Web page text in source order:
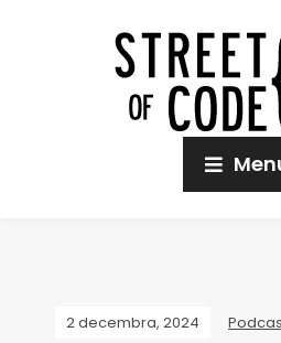
2 decembra, 2024